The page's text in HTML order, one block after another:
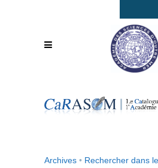
Archives • Rechercher dans